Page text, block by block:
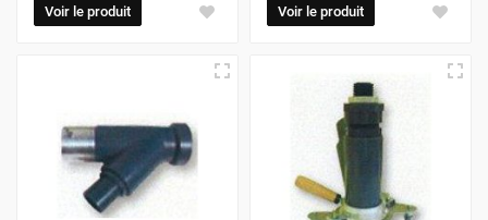
Voir le produit Voir le produit